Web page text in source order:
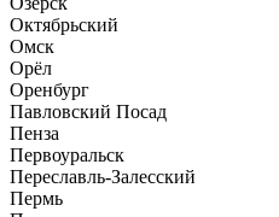
Октябрьский
Омск
Орёл
Оренбург
Павловский Посад
Пенза
Первоуральск
Переславль-Залесский
Пермь